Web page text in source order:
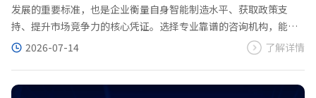
发展的重要标准，也是企业衡量自身智能制造水平、获取政策支
持、提升市场竞争力的核心凭证。选择专业靠谱的咨询机构，能大
幅提升认证效率、降低失败风险。思特瑞咨询深耕智能制造咨询领
域多年，以专业团队、定制方案、全流程服务为核心优势，已累计
智能制造转型升级的首选伙伴。
2026-07-14 了解详情